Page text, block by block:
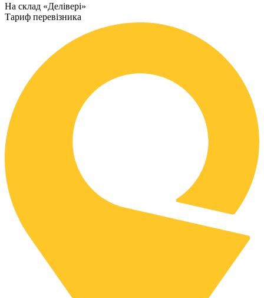
На склад «Делівері»
Тариф перевізника